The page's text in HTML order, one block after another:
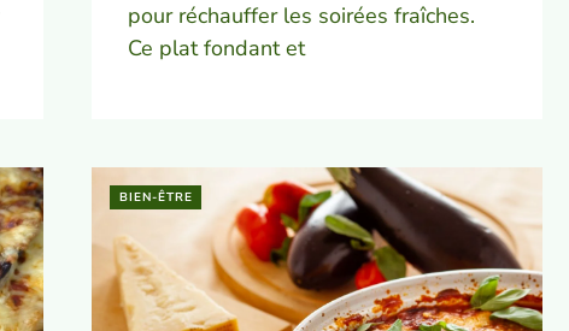
pour réchauffer les soirées fraîches.
Ce plat fondant et
BIEN-ÊTRE